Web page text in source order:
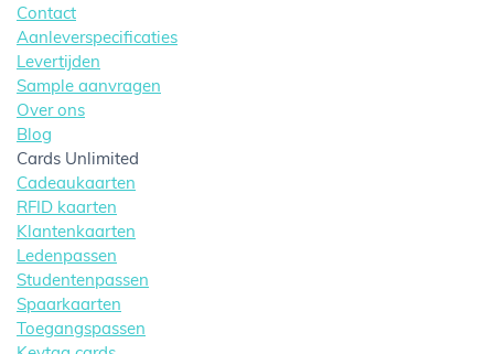
Contact
Aanleverspecificaties
Levertijden
Sample aanvragen
Over ons
Blog
Cards Unlimited
Cadeaukaarten
RFID kaarten
Klantenkaarten
Ledenpassen
Studentenpassen
Spaarkaarten
Toegangspassen